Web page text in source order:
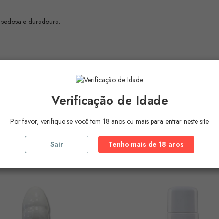
e duradoura.
Produtos NaMesma
Verificação de Idade
Por favor, verifique se você tem 18 anos ou mais para entrar neste site
Sair Tenho mais de 18 anos